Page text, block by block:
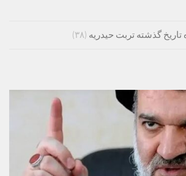
تاریخ گذشته تربت حیدریه (۳۸)